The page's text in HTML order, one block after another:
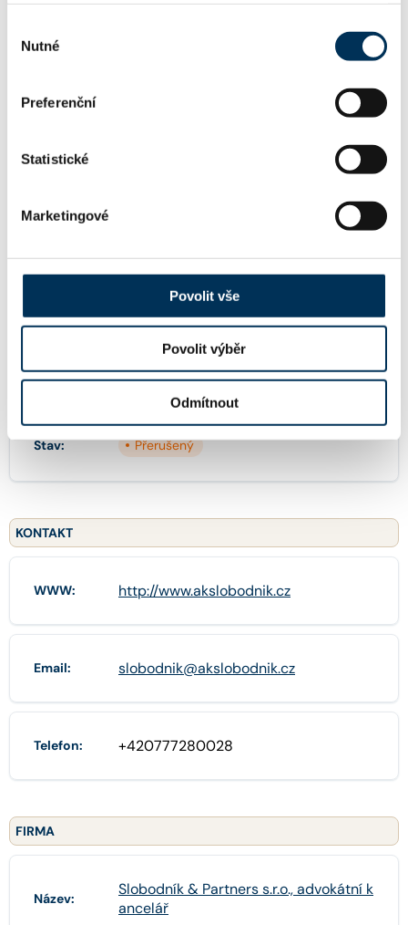
souhlasu
Nutné
Preferenční
Statistické
Marketingové
Povolit vše
Povolit výběr
Odmítnout
Stav:
Stav:
Mgr. RADIM NOVOTNÝ
Stav: Aktivní
Mgr. Bc. MARTINA PEŠIČKOVÁ
Stav: Přerušený
KONTAKT
WWW: http://www.akslobodnik.cz
Email: slobodnik@akslobodnik.cz
Telefon: +420777280028
FIRMA
Název:
Slobodník & Partners s.r.o., advokátní k
ancelář